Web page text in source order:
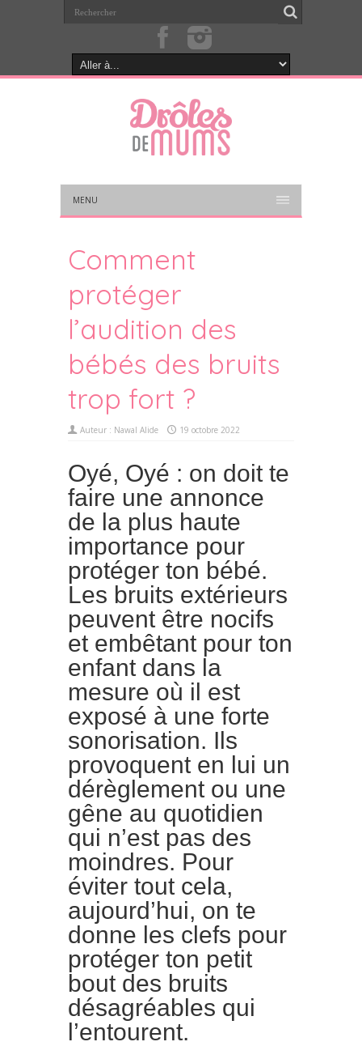
MENU
Comment
protéger
l’audition des
bébés des bruits
trop fort ?
Auteur : Nawal Alide 19 octobre 2022
Oyé, Oyé : on doit te
faire une annonce
de la plus haute
importance pour
protéger ton bébé.
Les bruits extérieurs
peuvent être nocifs
et embêtant pour ton
enfant dans la
mesure où il est
exposé à une forte
sonorisation. Ils
provoquent en lui un
dérèglement ou une
gêne au quotidien
qui n’est pas des
moindres. Pour
éviter tout cela,
aujourd’hui, on te
donne les clefs pour
protéger ton petit
bout des bruits
désagréables qui
l’entourent.